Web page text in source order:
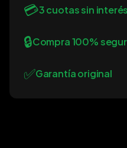
💳3 cuotas sin interés
🔒Compra 100%
✅Garantía original